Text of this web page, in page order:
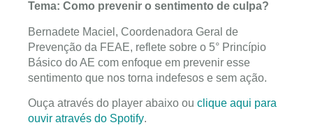
Tema: Como prevenir o sentimento de culpa?
Bernadete Maciel, Coordenadora Geral de
Prevenção da FEAE, reflete sobre o 5° Princípio
Básico do AE com enfoque em prevenir esse
sentimento que nos torna indefesos e sem ação.
Ouça através do player abaixo ou clique aqui para
ouvir através do Spotify.